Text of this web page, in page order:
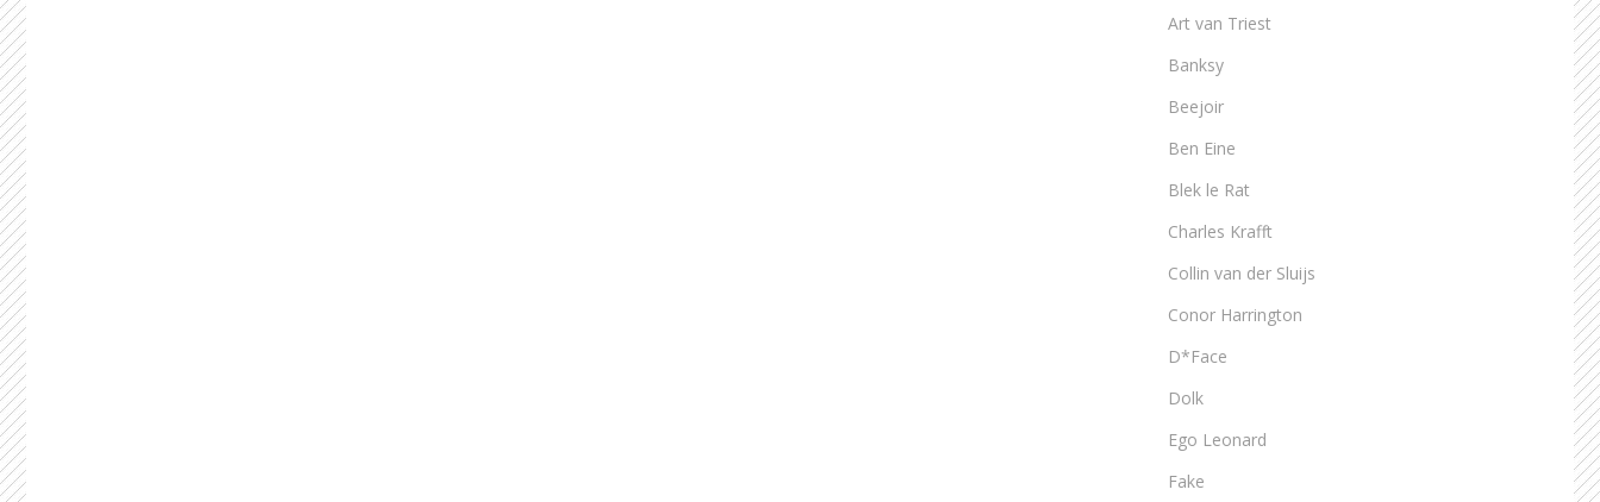
Art van Triest
Banksy
Beejoir
Ben Eine
Blek le Rat
Charles Krafft
Collin van der Sluijs
Conor Harrington
D*Face
Dolk
Ego Leonard
Fake